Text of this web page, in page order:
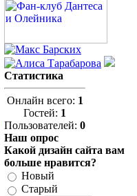
Статистика
Онлайн всего: 1
Гостей: 1
Пользователей: 0
Наш опрос
Какой дизайн сайта вам
больше нравится?
Новый
Старый